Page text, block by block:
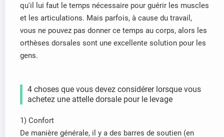
qu'il lui faut le temps nécessaire pour guérir les muscles
et les articulations. Mais parfois, à cause du travail,
vous ne pouvez pas donner ce temps au corps, alors les
orthèses dorsales sont une excellente solution pour les
gens.
4 choses que vous devez considérer lorsque vous
achetez une attelle dorsale pour le levage
1) Confort
De manière générale, il y a des barres de soutien (en